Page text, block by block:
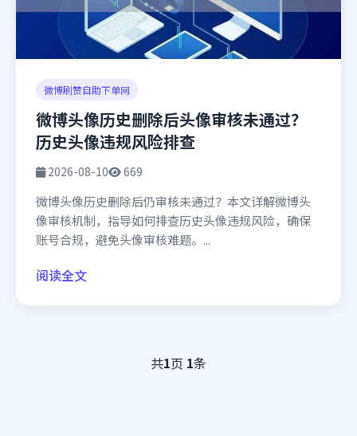
微博刷赞自助下单网
微博头像历史删除后头像审核未通过？
历史头像违规风险排查
2026-08-10 669
微博头像历史删除后仍审核未通过？本文详解微博头
像审核机制，指导如何排查历史头像违规风险，确保
账号合规，避免头像审核难题。...
阅读全文
共1页 1条